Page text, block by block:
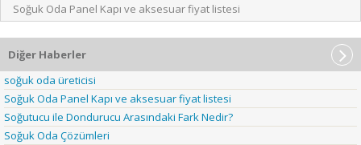
Soğuk Oda Panel Kapı ve aksesuar fiyat listesi
Diğer Haberler
soğuk oda üreticisi
Soğuk Oda Panel Kapı ve aksesuar fiyat listesi
Soğutucu ile Dondurucu Arasındaki Fark Nedir?
Soğuk Oda Çözümleri